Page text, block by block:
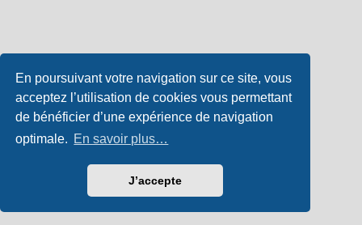
En poursuivant votre navigation sur ce site, vous
acceptez l’utilisation de cookies vous permettant
de bénéficier d’une expérience de navigation
optimale. En savoir plus…
J’accepte